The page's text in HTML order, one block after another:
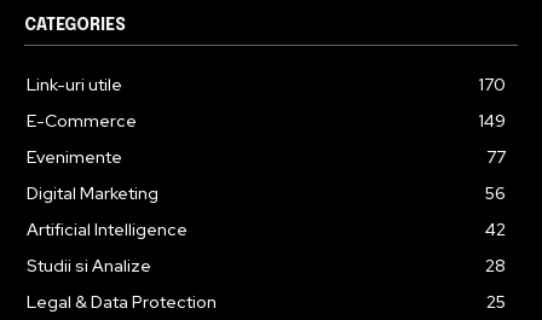
CATEGORIES
Link-uri utile
170
E-Commerce
149
Evenimente
77
Digital Marketing
56
Artificial Intelligence
42
Studii si Analize
28
Legal & Data Protection
25